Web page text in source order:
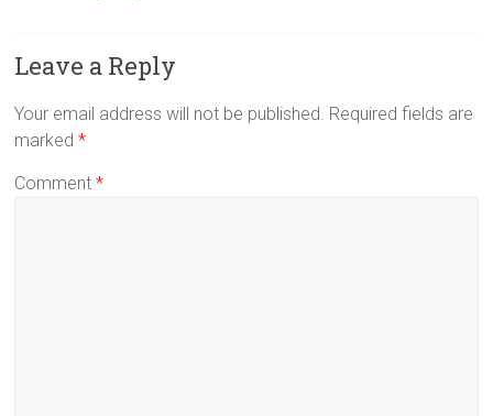
Leave a Reply
Your email address will not be published. Required fields are
marked*
Comment*